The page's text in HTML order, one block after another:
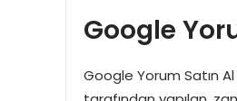
Google
Google Yorum Satın